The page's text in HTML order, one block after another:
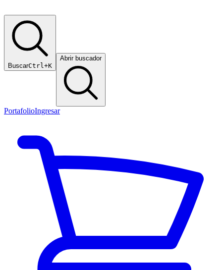
BuscarCtrl+K
Abrir buscador
PortafolioIngresar